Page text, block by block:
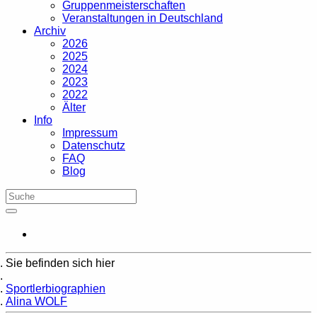
Gruppenmeisterschaften
Veranstaltungen in Deutschland
Archiv
2026
2025
2024
2023
2022
Älter
Info
Impressum
Datenschutz
FAQ
Blog
Sie befinden sich hier
Sportlerbiographien
Alina WOLF